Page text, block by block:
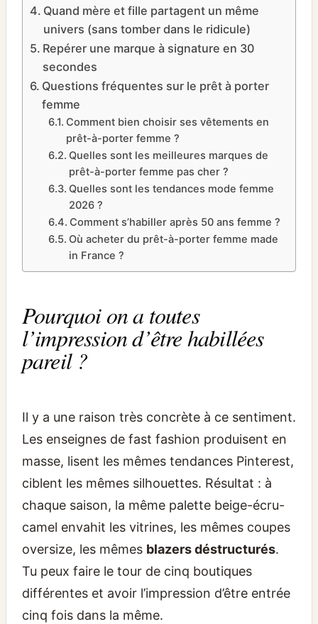
Quand mère et fille partagent un même
univers (sans tomber dans le ridicule)
Repérer une marque à signature en 30
secondes
Questions fréquentes sur le prêt à porter
femme
Comment bien choisir ses vêtements en
prêt-à-porter femme ?
Quelles sont les meilleures marques de
prêt-à-porter femme pas cher ?
Quelles sont les tendances mode femme
2026 ?
Comment s’habiller après 50 ans femme ?
Où acheter du prêt-à-porter femme made
in France ?
Pourquoi on a toutes
l’impression d’être habillées
pareil ?
Il y a une raison très concrète à ce sentiment.
Les enseignes de fast fashion produisent en
masse, lisent les mêmes tendances Pinterest,
ciblent les mêmes silhouettes. Résultat : à
chaque saison, la même palette beige-écru-
camel envahit les vitrines, les mêmes coupes
oversize, les mêmes blazers déstructurés.
Tu peux faire le tour de cinq boutiques
différentes et avoir l’impression d’être entrée
cinq fois dans la même.